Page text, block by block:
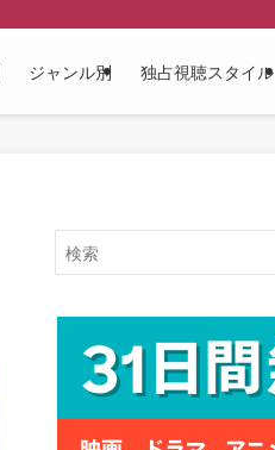
ジャンル別 独占視聴スタイル